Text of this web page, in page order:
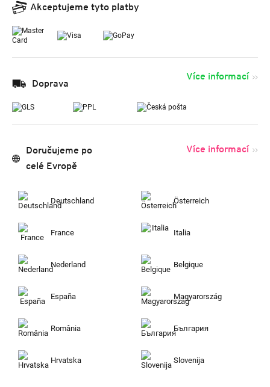
Akceptujeme tyto platby
Doprava
Více informací
Doručujeme po
celé Evropě
Více informací
Deutschland Österreich
France Italia
Nederland Belgique
España Magyarország
România България
Hrvatska Slovenija